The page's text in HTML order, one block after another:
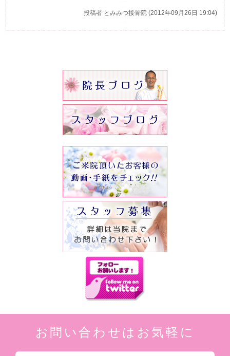
投稿者 とみみつ接骨院 (2012年09月26日 19:04)
お問い合わせはお気軽に